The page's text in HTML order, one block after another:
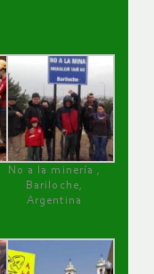
No a la minería ,
Bariloche,
Argentina